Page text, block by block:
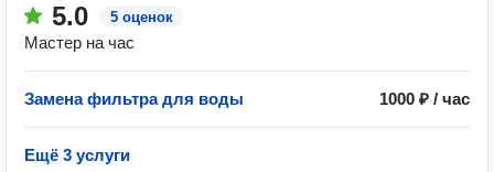
5.0 5 оценок
Мастер на час
Замена фильтра для воды 1000 ₽ / час
Ещё 3 услуги